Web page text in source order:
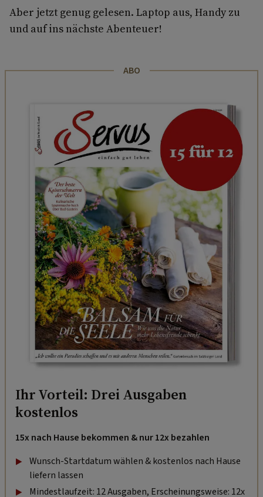
Aber jetzt genug gelesen. Laptop aus, Handy zu
und auf ins nächste Abenteuer!
ABO
Ihr Vorteil: Drei Ausgaben
kostenlos
15x nach Hause bekommen & nur 12x bezahlen
Wunsch-Startdatum wählen & kostenlos nach Hause
liefern lassen
Mindestlaufzeit: 12 Ausgaben, Erscheinungsweise: 12x